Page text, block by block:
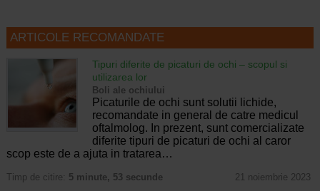
ARTICOLE RECOMANDATE
Tipuri diferite de picaturi de ochi – scopul si
utilizarea lor
Boli ale ochiului
Picaturile de ochi sunt solutii lichide,
recomandate in general de catre medicul
oftalmolog. In prezent, sunt comercializate
diferite tipuri de picaturi de ochi al caror
scop este de a ajuta in tratarea…
Timp de citire: 5 minute, 53 secunde 21 noiembrie 2023